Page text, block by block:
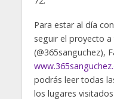
Para estar al día
seguir el proyecto
(@365sanguchez),
podrás leer todas
los lugares visitados.